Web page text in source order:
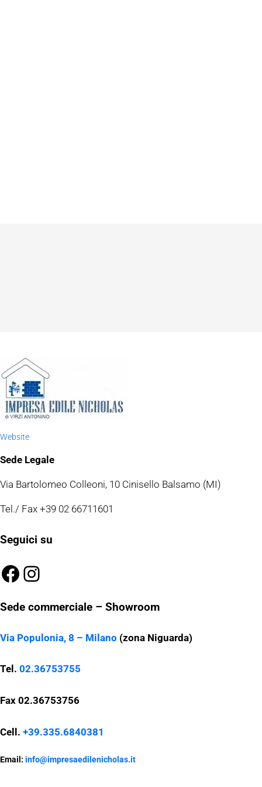
Website
Sede Legale
Via Bartolomeo Colleoni, 10 Cinisello Balsamo (MI)
Tel./ Fax +39 02 66711601
Seguici su
Facebook
Instagram
Sede commerciale – Showroom
Via Populonia, 8 – Milano (zona Niguarda)
Tel.02.36753755
Fax 02.36753756
Cell.+39.335.6840381
Email:info@impresaedilenicholas.it